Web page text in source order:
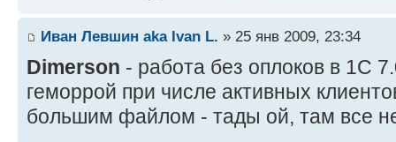
Иван Левшин aka Ivan L. » 25 янв 2009, 23:34
Dimerson - работа без оплоков в 1С
геморрой при числе активных
большим файлом - тады ой, там все